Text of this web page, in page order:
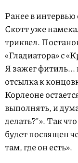
Ранее в
Скотт уже
триквел.
«Гладиатора» с
Я зажег фитиль...
отсылка к
Корлеоне
выполнять, и
делать?"». Так
будет посвящен
там, где он есть».